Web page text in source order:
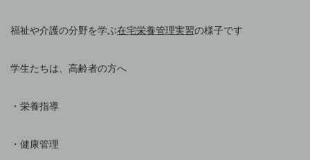
福祉や介護の分野を学ぶ在宅栄養管理実習の様子です
学生たちは、高齢者の方へ
・栄養指導
・健康管理